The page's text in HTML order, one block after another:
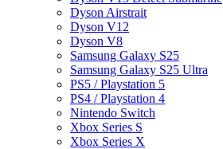
Dyson Airstrait
Dyson V12
Dyson V8
Samsung Galaxy S25
Samsung Galaxy S25 Ultra
PS5 / Playstation 5
PS4 / Playstation 4
Nintendo Switch
Xbox Series S
Xbox Series X